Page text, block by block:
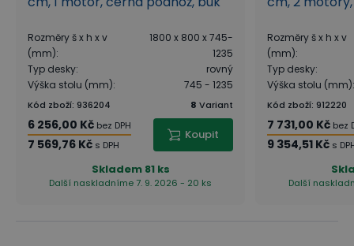
Doplňky pro více soukromí
Pro větší míru soukromí v open space či sdílené
kanceláři doporučujeme k polohovacímu stolu
Rozměry š x h x v
(mm):
1800 x 800 x 745-
1235
Typ desky:
rovný
Výška stolu (mm): 745 - 1235
Kód zboží: 936204 8 Variant
6 256,00 Kč bez DPH
7 569,76 Kč s DPH
Koupit
Skladem 81 ks
Další naskladníme 7. 9. 2026 - 20 ks
Rozměry š x h x v
(mm):
Typ desky:
Výška stolu (mm):
Kód zboží: 912220
7 731,00 Kč bez
9 354,51 Kč s
Další